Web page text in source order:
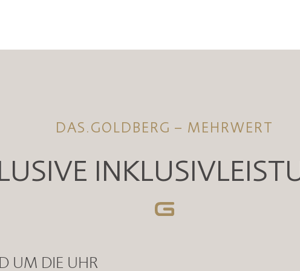
DAS.GOLDBERG – MEHRWERT
UM DIE UHR